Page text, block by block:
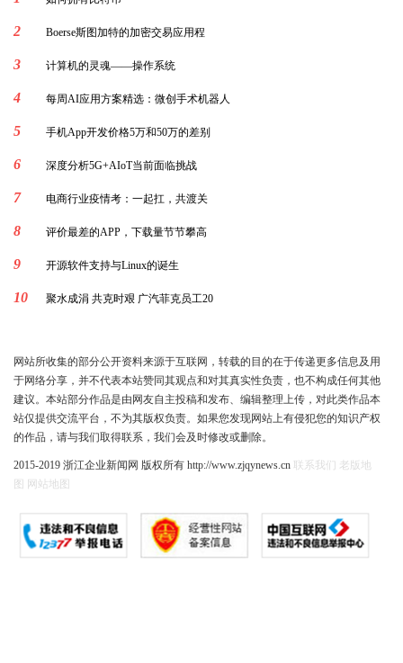
2 Boerse斯图加特的加密交易应用程
3 计算机的灵魂——操作系统
4 每周AI应用方案精选：微创手术机器人
5 手机App开发价格5万和50万的差别
6 深度分析5G+AIoT当前面临挑战
7 电商行业疫情考：一起扛，共渡关
8 评价最差的APP，下载量节节攀高
9 开源软件支持与Linux的诞生
10 聚水成涓 共克时艰 广汽菲克员工20
网站所收集的部分公开资料来源于互联网，转载的目的在于传递更多信息及用
于网络分享，并不代表本站赞同其观点和对其真实性负责，也不构成任何其他
建议。本站部分作品是由网友自主投稿和发布、编辑整理上传，对此类作品本
站仅提供交流平台，不为其版权负责。如果您发现网站上有侵犯您的知识产权
的作品，请与我们取得联系，我们会及时修改或删除。
2015-2019 浙江企业新闻网 版权所有 http://www.zjqynews.cn 联系我们
老版地
图
网站地图